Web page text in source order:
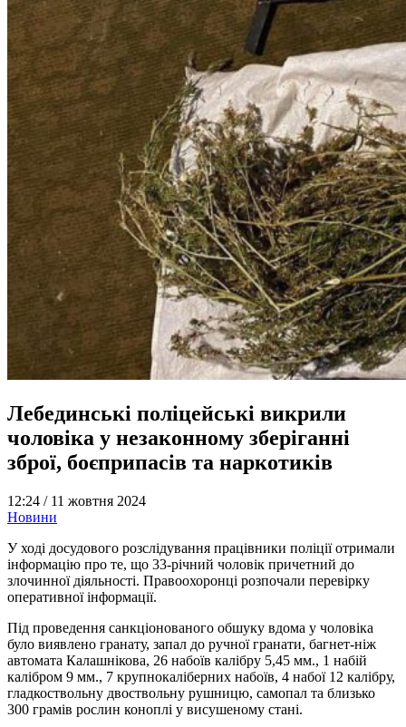
Лебединські поліцейські викрили
чоловіка у незаконному зберіганні
зброї, боєприпасів та наркотиків
12:24 / 11 жовтня 2024
Новини
У ході досудового розслідування працівники поліції отримали
інформацію про те, що 33-річний чоловік причетний до
злочинної діяльності. Правоохоронці розпочали перевірку
оперативної інформації.
Під проведення санкціонованого обшуку вдома у чоловіка
було виявлено гранату, запал до ручної гранати, багнет-ніж
автомата Калашнікова, 26 набоїв калібру 5,45 мм., 1 набій
калібром 9 мм., 7 крупнокаліберних набоїв, 4 набої 12 калібру,
гладкоствольну двоствольну рушницю, самопал та близько
300 грамів рослин коноплі у висушеному стані.